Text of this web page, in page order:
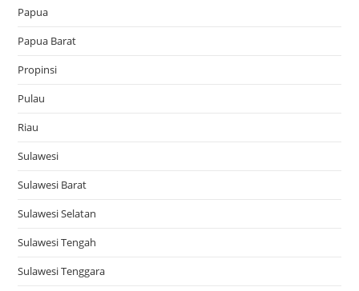
Papua
Papua Barat
Propinsi
Pulau
Riau
Sulawesi
Sulawesi Barat
Sulawesi Selatan
Sulawesi Tengah
Sulawesi Tenggara